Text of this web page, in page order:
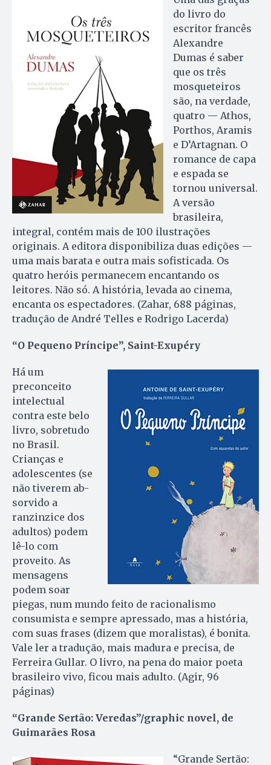
do livro do
escritor francês
Alexandre
Dumas é saber
que os três
mosqueteiros
são, na verdade,
quatro — Athos,
Por­thos, Aramis
e D’Artagnan. O
romance de capa
e espada se
tornou universal.
A versão
brasileira,
integral, contém mais de 100 ilustrações
originais. A editora disponibiliza duas edições —
uma mais barata e outra mais sofisticada. Os
quatro heróis permanecem encantando os
leitores. Não só. A história, levada ao cinema,
encanta os espectadores. (Zahar, 688 páginas,
tradução de André Telles e Rodrigo Lacerda)
“O Pequeno Príncipe”, Saint-Exupéry
Há um
preconceito
intelectual
contra este belo
livro, so­bretudo
no Bra­sil.
Crianças e
adolescentes (se
não tiverem ab­
sorvido a
ranzinzice dos
adultos) podem
lê-lo com
proveito. As
mensagens
podem soar
piegas, num mundo feito de racionalismo
consumista e sempre apressado, mas a história,
com suas frases (dizem que moralistas), é bonita.
Vale ler a tradução, mais madura e precisa, de
Ferreira Gullar. O livro, na pena do maior poeta
brasileiro vivo, ficou mais adulto. (Agir, 96
páginas)
“Grande Sertão: Veredas”/graphic novel, de
Guimarães Rosa
“Grande Sertão: